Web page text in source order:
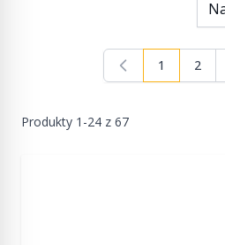
Produkty 1 -24 z 67
Aktualnie
1 2